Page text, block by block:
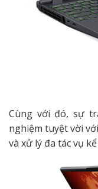
Cùng với đó, sự
nghiệm tuyệt vời
và xử lý đa tác vụ